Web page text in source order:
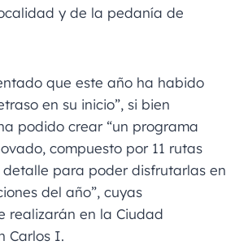
y de la pedanía de
que este año ha habido
en su inicio”, si bien
podido crear “un programa
compuesto por 11 rutas
para poder disfrutarlas en
del año”, cuyas
realizarán en la Ciudad
Carlos I.